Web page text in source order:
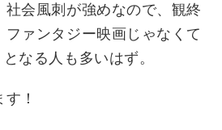
社会風刺が強めなので、観終
ァンタジー映画じゃなくて
なる人も多いはず。
！